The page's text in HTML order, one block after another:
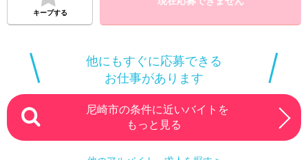
キープする
他にもすぐに応募できる
お仕事があります
尼崎市の条件に近いバイトを
もっと見る